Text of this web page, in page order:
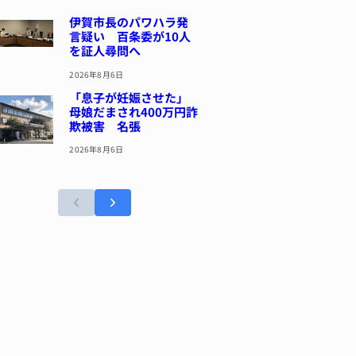
伊賀市長のパワハラ発
言疑い 百条委が10人
を証人尋問へ
2026年8月6日
「息子が妊娠させた」
母娘だまされ400万円詐
欺被害 名張
2026年8月6日